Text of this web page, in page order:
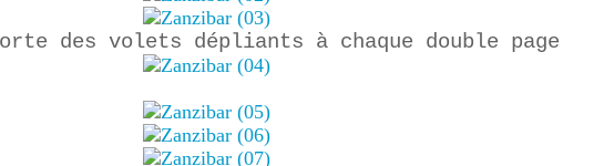
des volets dépliants à chaque double page